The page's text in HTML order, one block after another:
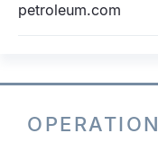
petroleum.com
OPERATION